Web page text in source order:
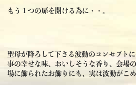
もう１つの扉を開ける為に・・。
聖母が降ろして下さる波動のコンセプト
事の幸せな味、おいしそうな香り、会場
場に飾られたお飾りにも、実は波動がこめ